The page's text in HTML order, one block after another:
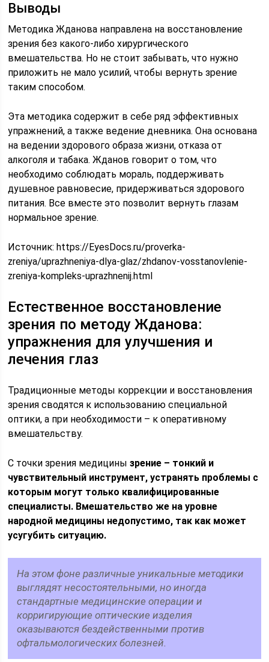
Выводы
Методика Жданова направлена на восстановление
зрения без какого-либо хирургического
вмешательства. Но не стоит забывать, что нужно
приложить не мало усилий, чтобы вернуть зрение
таким способом.
Эта методика содержит в себе ряд эффективных
упражнений, а также ведение дневника. Она основана
на ведении здорового образа жизни, отказа от
алкоголя и табака. Жданов говорит о том, что
необходимо соблюдать мораль, поддерживать
душевное равновесие, придерживаться здорового
питания. Все вместе это позволит вернуть глазам
нормальное зрение.
Источник:https://EyesDocs.ru/proverka-
zreniya/uprazhneniya-dlya-glaz/zhdanov-vosstanovlenie-
zreniya-kompleks-uprazhnenij.html
Естественное восстановление
зрения по методу Жданова:
упражнения для улучшения и
лечения глаз
Традиционные методы коррекции и восстановления
зрения сводятся к использованию специальной
оптики, а при необходимости – к оперативному
вмешательству.
С точки зрения медицинызрение – тонкий и
чувствительный инструмент, устранять проблемы с
которым могут только квалифицированные
специалисты. Вмешательство же на уровне
народной медицины недопустимо, так как может
усугубить ситуацию.
На этом фоне различные уникальные методики
выглядят несостоятельными, но иногда
стандартные медицинские операции и
корригирующие оптические изделия
оказываются бездейственными против
офтальмологических болезней.